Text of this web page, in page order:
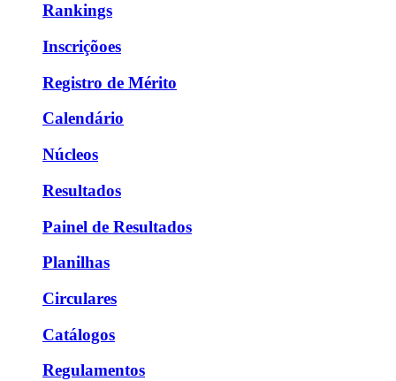
Rankings
Inscriçõoes
Registro de Mérito
Calendário
Núcleos
Resultados
Painel de Resultados
Planilhas
Circulares
Catálogos
Regulamentos